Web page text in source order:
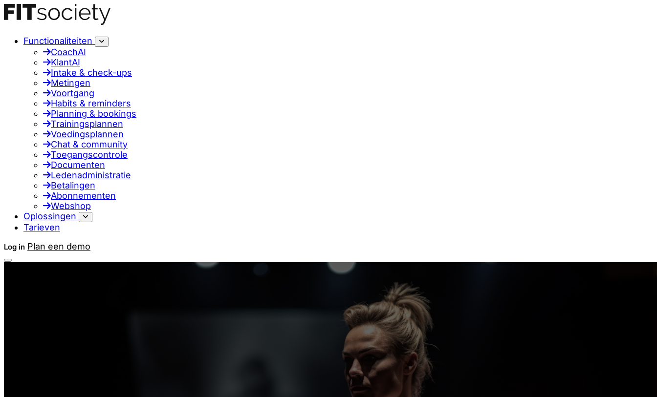
Functionaliteiten
CoachAI
KlantAI
Intake & check-ups
Metingen
Voortgang
Habits & reminders
Planning & bookings
Trainingsplannen
Voedingsplannen
Chat & community
Toegangscontrole
Documenten
Ledenadministratie
Betalingen
Abonnementen
Webshop
Oplossingen
Tarieven
Log in Plan een demo